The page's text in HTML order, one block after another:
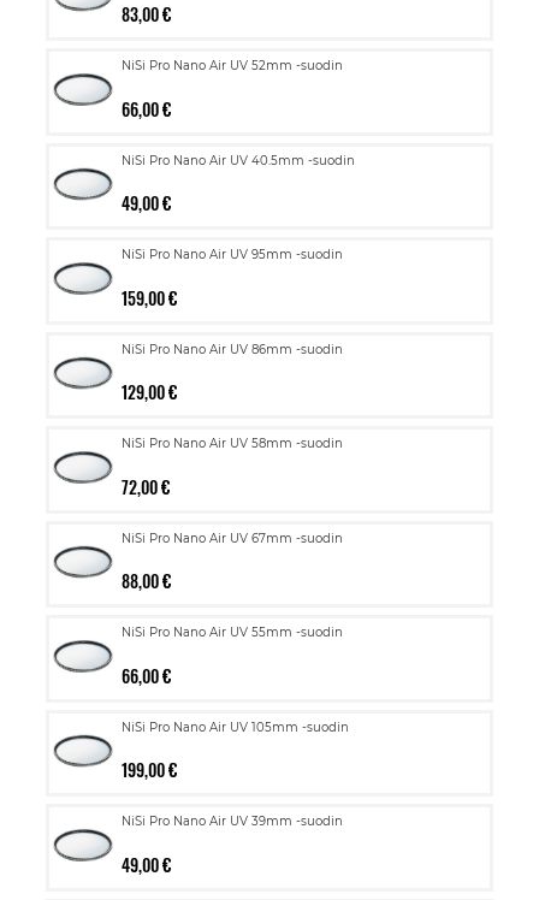
83,00 €
NiSi Pro Nano Air UV 52mm -suodin
66,00 €
NiSi Pro Nano Air UV 40.5mm -suodin
49,00 €
NiSi Pro Nano Air UV 95mm -suodin
159,00 €
NiSi Pro Nano Air UV 86mm -suodin
129,00 €
NiSi Pro Nano Air UV 58mm -suodin
72,00 €
NiSi Pro Nano Air UV 67mm -suodin
88,00 €
NiSi Pro Nano Air UV 55mm -suodin
66,00 €
NiSi Pro Nano Air UV 105mm -suodin
199,00 €
NiSi Pro Nano Air UV 39mm -suodin
49,00 €